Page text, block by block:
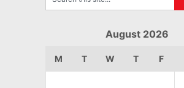
August 2026
M T W T F